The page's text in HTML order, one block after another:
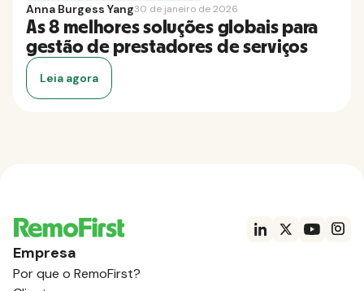
Anna Burgess Yang30 de janeiro de 2026
As 8 melhores soluções globais para
gestão de prestadores de serviços
Leia agora
Empresa
Por que o RemoFirst?